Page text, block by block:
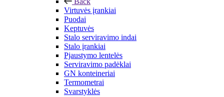
Virtuvės įrankiai
Puodai
Keptuvės
Stalo serviravimo indai
Stalo įrankiai
Pjaustymo lentelės
Serviravimo padėklai
GN konteineriai
Termometrai
Svarstyklės